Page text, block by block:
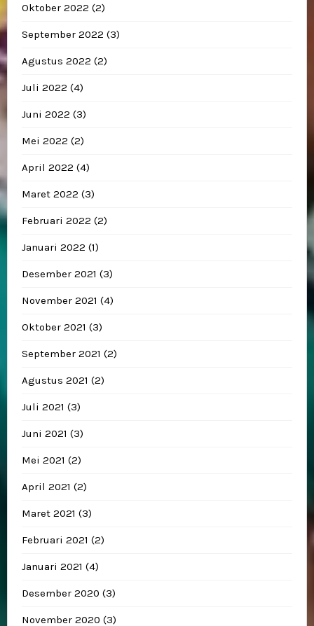
Oktober 2022 (2)
September 2022 (3)
Agustus 2022 (2)
Juli 2022 (4)
Juni 2022 (3)
Mei 2022 (2)
April 2022 (4)
Maret 2022 (3)
Februari 2022 (2)
Januari 2022 (1)
Desember 2021 (3)
November 2021 (4)
Oktober 2021 (3)
September 2021 (2)
Agustus 2021 (2)
Juli 2021 (3)
Juni 2021 (3)
Mei 2021 (2)
April 2021 (2)
Maret 2021 (3)
Februari 2021 (2)
Januari 2021 (4)
Desember 2020 (3)
November 2020 (3)